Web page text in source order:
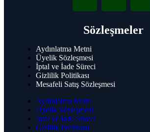
Hanwha IP Audio
Hanwha Dış Mekan
Hanwha Audio Modül
Hanwha Audio Mikrofon
Hanwha Audio Server
Hanwha Access
Hanwha Access Kontrol
Hanwha Access Reader
Hanwha Access Kart
Hanwha Access Kontrol
Hanwha Access Muhafaza
Sözleşmeler
Aydınlatma Metni
Üyelik Sözleşmesi
İptal ve İade Süreci
Gizlilik Politikası
Mesafeli Satış Sözleşmesi
Aydınlatma Metni
Üyelik Sözleşmesi
İptal ve İade Süreci
Gizlilik Politikası